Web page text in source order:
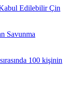
Edilebilir Çin
Savunma
100 kişinin